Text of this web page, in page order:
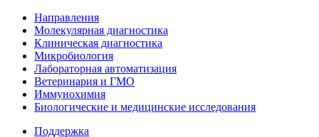
Направления
Молекулярная диагностика
Клиническая диагностика
Микробиология
Лабораторная автоматизация
Ветеринария и ГМО
Иммунохимия
Биологические и медицинские исследования
Поддержка